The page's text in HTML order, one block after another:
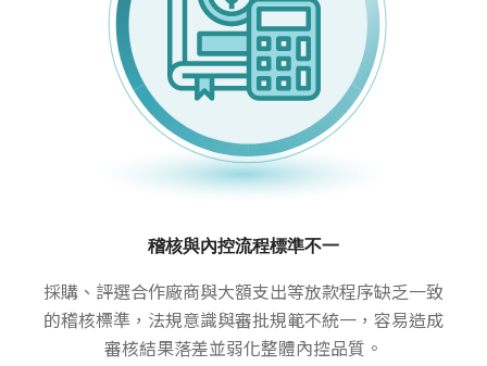
稽核與內控流程標準不一
採購、評選合作廠商與大額支出等放款程序缺乏一致
的稽核標準，法規意識與審批規範不統一，容易造成
審核結果落差並弱化整體內控品質。